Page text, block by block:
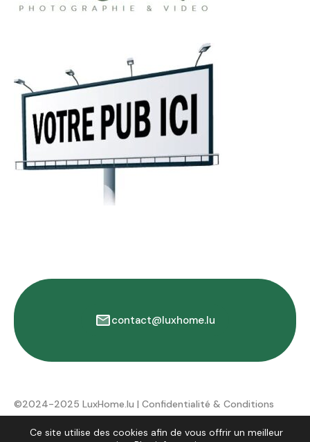
contact@luxhome.lu
©2024-2025 LuxHome.lu | Confidentialité & Conditions
d'utilisation
Ce site utilise des cookies afin de vous offrir un meilleur